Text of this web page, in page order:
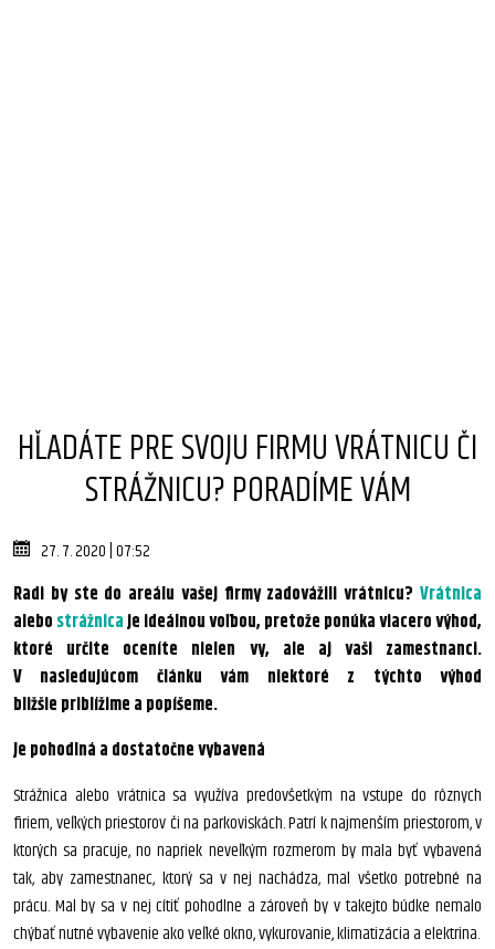
HĽADÁTE PRE SVOJU FIRMU VRÁTNICU ČI
STRÁŽNICU? PORADÍME VÁM
27. 7. 2020 | 07:52
Radi by ste do areálu vašej firmy zadovážili vrátnicu? Vrátnica
alebo strážnicaje ideálnou voľbou, pretože ponúka viacero výhod,
ktoré určite oceníte nielen vy, ale aj vaši zamestnanci.
V nasledujúcom článku vám niektoré z týchto výhod
bližšie priblížime a popíšeme.
Je pohodlná a dostatočne vybavená
Strážnica alebo vrátnica sa využíva predovšetkým na vstupe do rôznych
firiem, veľkých priestorov či na parkoviskách. Patrí k najmenším priestorom, v
ktorých sa pracuje, no napriek neveľkým rozmerom by mala byť vybavená
tak, aby zamestnanec, ktorý sa v nej nachádza, mal všetko potrebné na
prácu. Mal by sa v nej cítiť pohodlne a zároveň by v takejto búdke nemalo
chýbať nutné vybavenie ako veľké okno, vykurovanie, klimatizácia a elektrina.